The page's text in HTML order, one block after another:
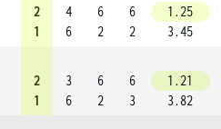
2
1
4
6
6
2
6
2
1.25
3.45
2
1
3
6
6
2
6
3
1.21
3.82